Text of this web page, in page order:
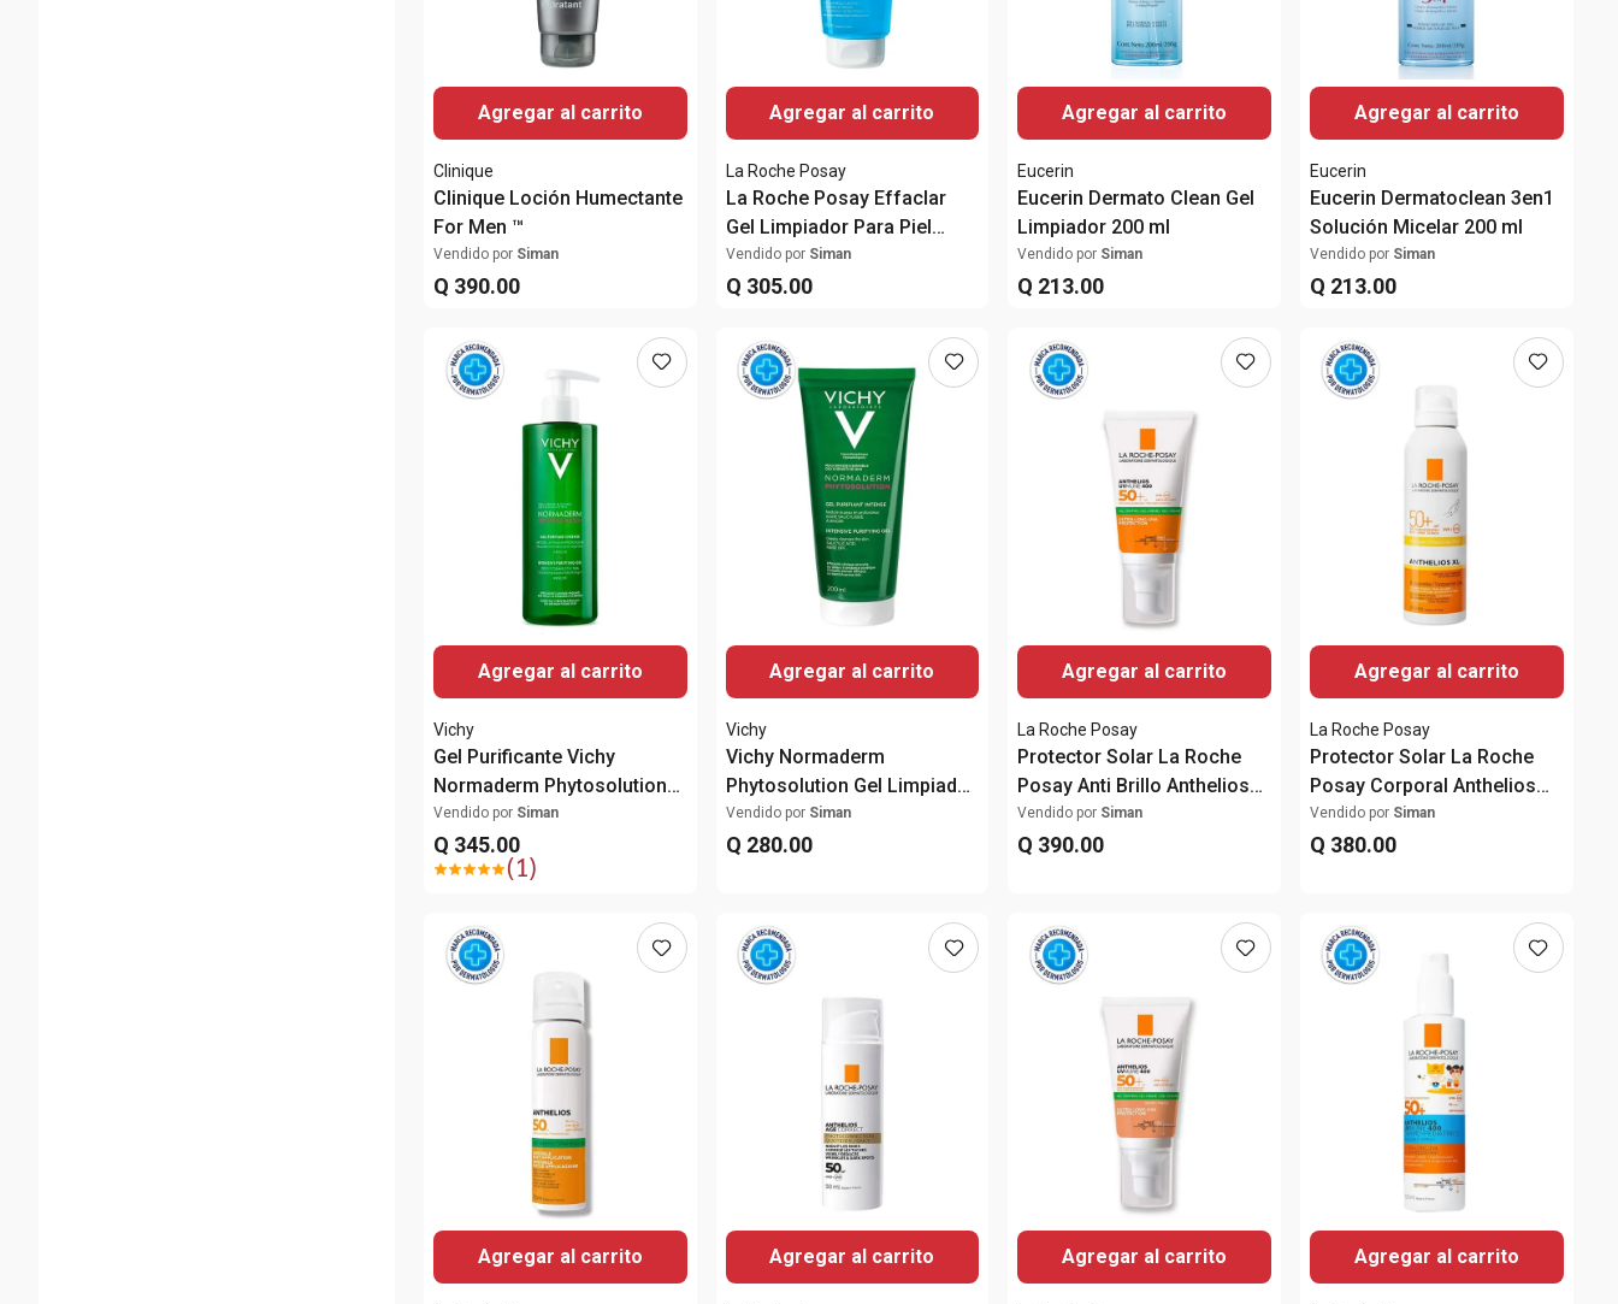
Agregar al carrito
Clinique
Clinique Loción Humectante
For Men ™
Vendido por Siman
Q 390.00
Agregar al carrito
La Roche Posay
La Roche Posay Effaclar
Gel Limpiador Para Piel
Grasa 300ml
Vendido por Siman
Q 305.00
Agregar al carrito
Eucerin
Eucerin Dermato Clean Gel
Limpiador 200 ml
Vendido por Siman
Q 213.00
Agregar al carrito
Eucerin
Eucerin Dermatoclean 3en1
Solución Micelar 200 ml
Vendido por Siman
Q 213.00
Agregar al carrito
Vichy
Gel Purificante Vichy
Normaderm Phytosolution
400ml
Vendido por Siman
Q 345.00
( 1)
Agregar al carrito
Vichy
Vichy Normaderm
Phytosolution Gel Limpiador
Anti Imperfecciones 200ml
Vendido por Siman
Q 280.00
Agregar al carrito
La Roche Posay
Protector Solar La Roche
Posay Anti Brillo Anthelios
Gel toque seco SPF50+
50ml
Vendido por Siman
Q 390.00
Agregar al carrito
La Roche Posay
Protector Solar La Roche
Posay Corporal Anthelios
XL Bruma Invisible SPF50+
200ml
Vendido por Siman
Q 380.00
Agregar al carrito Agregar al carrito Agregar al carrito Agregar al carrito